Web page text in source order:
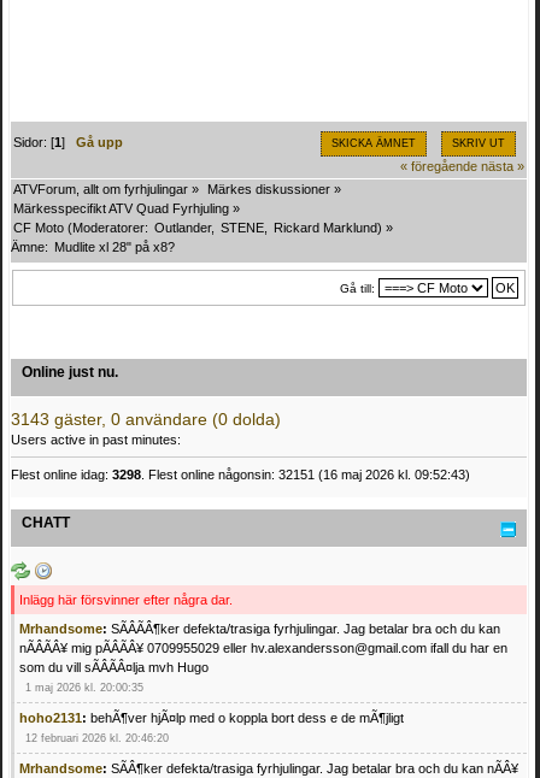
SKICKA ÄMNET SKRIV UT
Sidor: [1]Gå upp
« föregående nästa »
ATVForum, allt om fyrhjulingar » Märkes diskussioner »
Märkesspecifikt ATV Quad Fyrhjuling »
CF Moto (Moderatorer: Outlander, STENE Rickard Marklund) »
Ämne: Mudlite xl 28" på x8?
Gå till:
Online just nu.
3143 gäster, 0 användare (0 dolda)
Users active in past minutes:
Flest online idag: 3298 . Flest online någonsin: 32151 (16 maj 2026 kl. 09:52:43)
CHATT
Inlägg här försvinner efter några dar.
Mrhandsome: SÃÂÃÂ¶ker defekta/trasiga fyrhjulingar. Jag betalar bra och du kan
nÃÂÃÂ¥ mig pÃÂÃÂ¥ 0709955029 eller hv.alexandersson@gmail.com ifall du har en
som du vill sÃÂÃÂ¤lja mvh Hugo
1 maj 2026 kl. 20:00:35
hoho2131: behÃ¶ver hjÃ¤lp med o koppla bort dess e de mÃ¶jligt
12 februari 2026 kl. 20:46:20
Mrhandsome: SÃÂ¶ker defekta/trasiga fyrhjulingar. Jag betalar bra och du kan nÃÂ¥